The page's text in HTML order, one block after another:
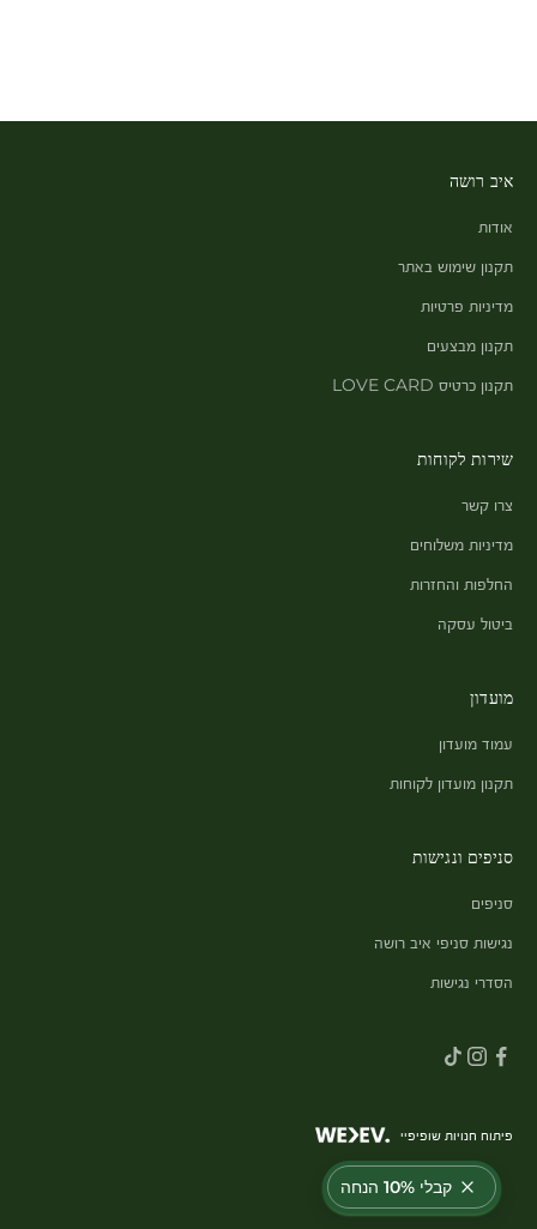
קבלי 10% הנחה
איב רושה
אודות
תקנון שימוש באתר
מדיניות פרטיות
תקנון מבצעים
תקנון כרטיס LOVE CARD
שירות לקוחות
צרו קשר
מדיניות משלוחים
החלפות והחזרות
ביטול עסקה
מועדון
עמוד מועדון
תקנון מועדון לקוחות
סניפים ונגישות
סניפים
נגישות סניפי איב רושה
הסדרי נגישות
פיתוח חנויות שופיפיי